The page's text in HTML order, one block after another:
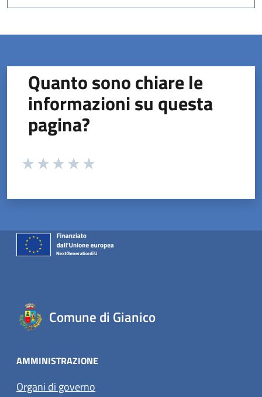
Quanto sono chiare le
informazioni su questa
pagina?
Valuta da 1 a 5 stelle la pagina
Comune di Gianico
AMMINISTRAZIONE
Organi di governo